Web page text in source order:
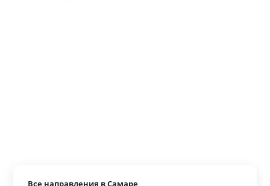
Все направления в Самаре